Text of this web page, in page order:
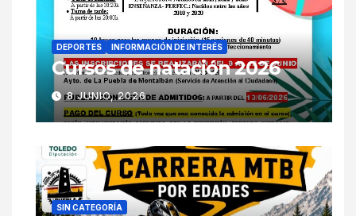
DEPORTES INFORMACIÓN DE INTERÉS
Cursos de natación 2026
8 JUNIO, 2026
SIN CATEGORÍA